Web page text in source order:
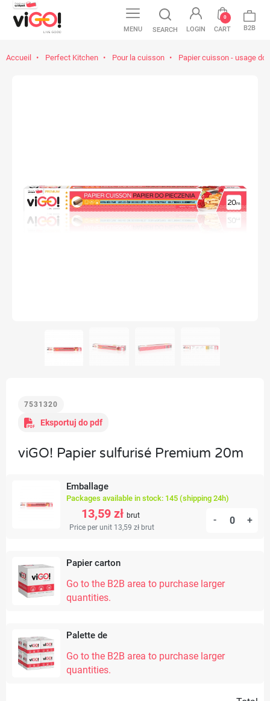
MENU SEARCH LOGIN CART
0
B2B
Accueil Perfect Kitchen Pour la cuisson Papier cuisson - usage
7531320
Eksportuj do pdf
viGO! Papier sulfurisé Premium 20m
Emballage
Packages available in stock: 145 (shipping 24h)
13,59 zł brut
Price per unit 13,59 zł brut
- +
Papier carton
Go to the B2B area to purchase larger
quantities.
Palette de
Go to the B2B area to purchase larger
quantities.